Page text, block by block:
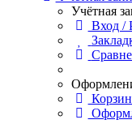
Учётная
Вход /